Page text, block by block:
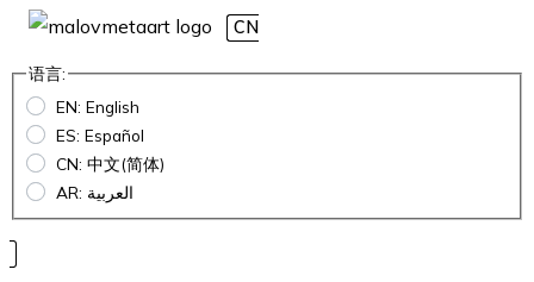
CN
语言:
EN: English
ES: Español
CN: 中文(简体)
AR: العربية